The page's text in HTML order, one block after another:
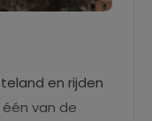
en rijden
van de